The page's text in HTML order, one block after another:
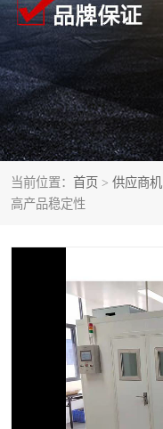
当前位置： 首页 > 供应商机
高产品稳定性